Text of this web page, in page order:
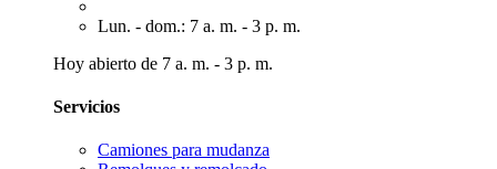
Lun. - dom.: 7 a. m. - 3 p. m.
Hoy abierto de 7 a. m. - 3 p. m.
Servicios
Camiones para mudanza